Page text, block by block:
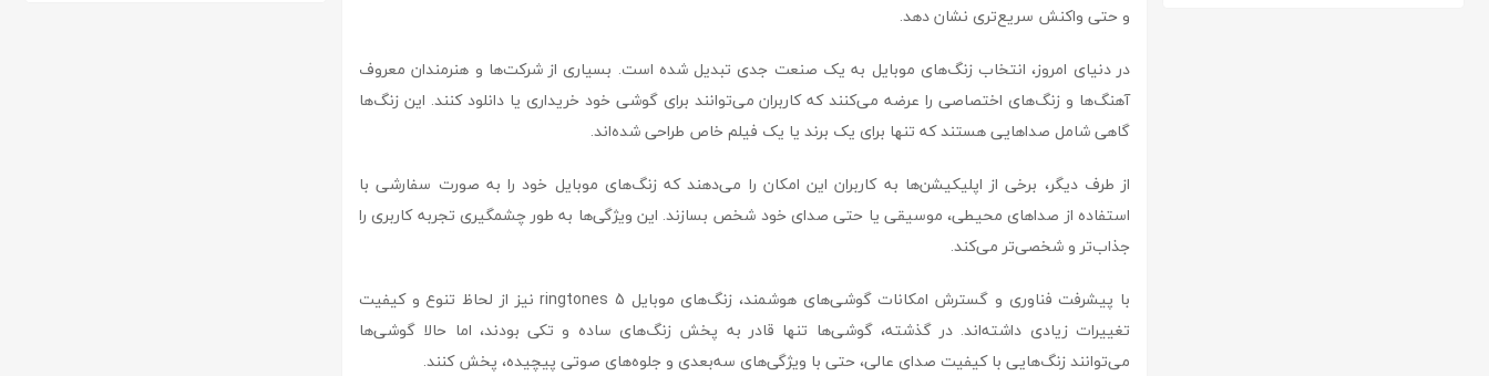
و حتی واکنش سریع‌تری نشان دهد.
در دنیای امروز، انتخاب زنگ‌های موبایل به یک صنعت جدی تبدیل شده است. بسیاری از شرکت‌ها و هنرمندان معروف
آهنگ‌ها و زنگ‌های اختصاصی را عرضه می‌کنند که کاربران می‌توانند برای گوشی خود خریداری یا دانلود کنند. این زنگ‌ها
گاهی شامل صداهایی هستند که تنها برای یک برند یا یک فیلم خاص طراحی شده‌اند.
از طرف دیگر، برخی از اپلیکیشن‌ها به کاربران این امکان را می‌دهند که زنگ‌های موبایل خود را به صورت سفارشی با
استفاده از صداهای محیطی، موسیقی یا حتی صدای خود شخص بسازند. این ویژگی‌ها به طور چشمگیری تجربه کاربری را
جذاب‌تر و شخصی‌تر می‌کند.
با پیشرفت فناوری و گسترش امکانات گوشی‌های هوشمند، زنگ‌های موبایل ringtones 5 نیز از لحاظ تنوع و کیفیت
تغییرات زیادی داشته‌اند. در گذشته، گوشی‌ها تنها قادر به پخش زنگ‌های ساده و تکی بودند، اما حالا گوشی‌ها
می‌توانند زنگ‌هایی با کیفیت صدای عالی، حتی با ویژگی‌های سه‌بعدی و جلوه‌های صوتی پیچیده، پخش کنند.